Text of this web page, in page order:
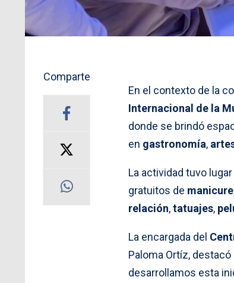
Comparte
En el contexto de la
Internacional de la
donde se brindó
en gastronomía,
La actividad tuvo
gratuitos de manicure
relación,tatuajes,
La encargada del
Paloma Ortíz,
desarrollamos esta